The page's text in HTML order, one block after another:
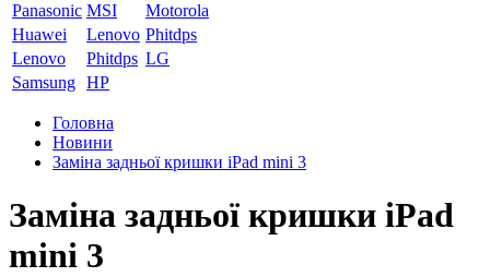
Panasonic MSI
Motorola
Huawei
Lenovo Phitdps
Lenovo
Phitdps LG
Samsung HP
Головна
Новини
Заміна задньої кришки iPad mini 3
Заміна задньої кришки iPad
mini 3